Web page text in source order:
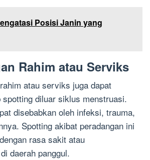
Posisi Janin yang
Rahim atau Serviks
atau serviks juga dapat
spotting diluar siklus menstruasi.
disebabkan oleh infeksi, trauma,
Spotting akibat peradangan ini
rasa sakit atau
daerah panggul.